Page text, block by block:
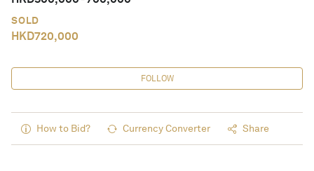
SOLD
HKD720,000
FOLLOW
How to Bid? Currency Converter Share